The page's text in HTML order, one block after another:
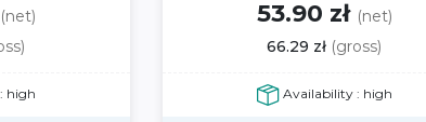
(net)
high
53.90 zł (net)
66.29 zł (gross)
Availability : high